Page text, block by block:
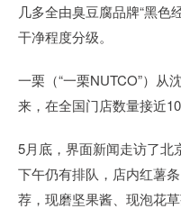
几多全由臭豆腐品牌“黑色
干净程度分级。
一栗（“一栗NUTCO”）从
来，在全国门店数量接近
5月底，界面新闻走访了北
下午仍有排队，店内红薯
荐，现磨坚果酱、现泡花